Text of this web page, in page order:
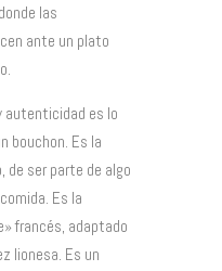
las
ante un plato
autenticidad es lo
bouchon. Es la
de ser parte de algo
Es la
francés, adaptado
lionesa. Es un